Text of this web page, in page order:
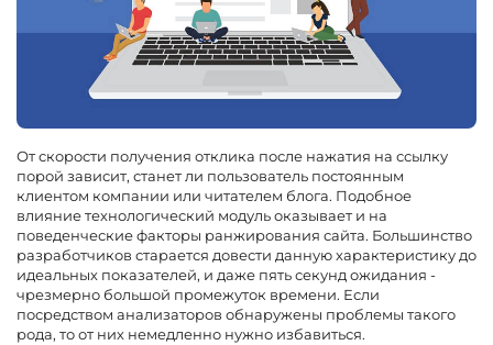
От скорости получения отклика после нажатия на ссылку
порой зависит, станет ли пользователь постоянным
клиентом компании или читателем блога. Подобное
влияние технологический модуль оказывает и на
поведенческие факторы ранжирования сайта. Большинство
разработчиков старается довести данную характеристику до
идеальных показателей, и даже пять секунд ожидания -
чрезмерно большой промежуток времени. Если
посредством анализаторов обнаружены проблемы такого
рода, то от них немедленно нужно избавиться.